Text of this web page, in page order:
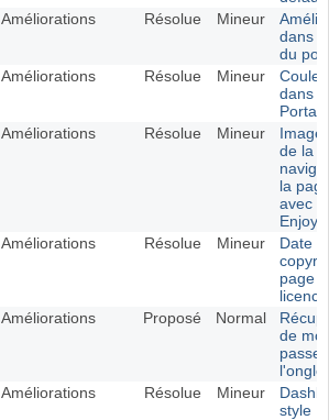
Améliorations Résolue Mineur
dans
du
Améliorations Résolue Mineur
dans
Portail
Améliorations Résolue Mineur
Image
de la
la
avec
Enjoy
Améliorations Résolue Mineur
Date
page
licence
Améliorations Proposé Normal
de
passe
Améliorations Résolue Mineur
style